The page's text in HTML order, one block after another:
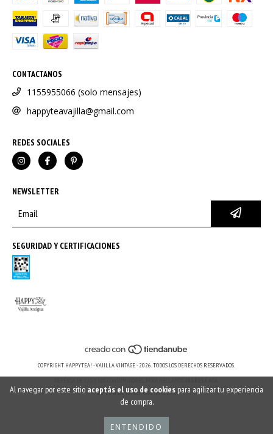
Al navegar por este sitio aceptás el uso de cookies para agilizar tu experiencia
de compra.
ENTENDIDO
CONTACTANOS
1155955066 (solo mensajes)
happyteavajilla@gmail.com
REDES SOCIALES
NEWSLETTER
SEGURIDAD Y CERTIFICACIONES
COPYRIGHT HAPPYTEA! - VAJILLA VINTAGE - 2026. TODOS LOS DERECHOS RESERVADOS.
BOTÓN DE ARREPENTIMIENTO